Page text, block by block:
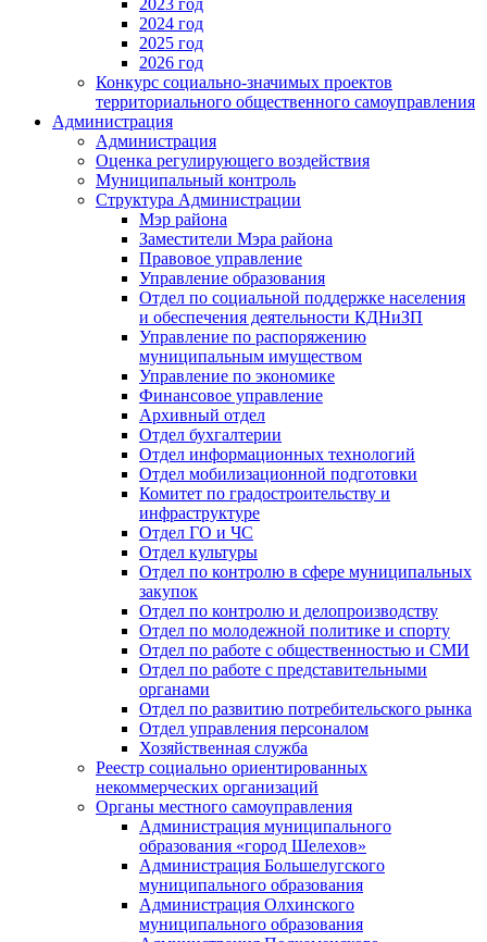
2024 год
2025 год
2026 год
Конкурс социально-значимых проектов
территориального общественного самоуправления
Администрация
Администрация
Оценка регулирующего воздействия
Муниципальный контроль
Структура Администрации
Мэр района
Заместители Мэра района
Правовое управление
Управление образования
Отдел по социальной поддержке населения
и обеспечения деятельности КДНиЗП
Управление по распоряжению
муниципальным имуществом
Управление по экономике
Финансовое управление
Архивный отдел
Отдел бухгалтерии
Отдел информационных технологий
Отдел мобилизационной подготовки
Комитет по градостроительству и
инфраструктуре
Отдел ГО и ЧС
Отдел культуры
Отдел по контролю в сфере муниципальных
закупок
Отдел по контролю и делопроизводству
Отдел по молодежной политике и спорту
Отдел по работе с общественностью и СМИ
Отдел по работе с представительными
органами
Отдел по развитию потребительского рынка
Отдел управления персоналом
Хозяйственная служба
Реестр социально ориентированных
некоммерческих организаций
Органы местного самоуправления
Администрация муниципального
образования «город Шелехов»
Администрация Большелугского
муниципального образования
Администрация Олхинского
муниципального образования